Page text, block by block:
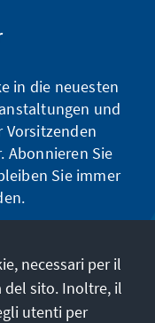
in die neuesten
und
Vorsitzenden
Abonnieren Sie
Sie immer
necessari per il
del sito. Inoltre, il
utenti per